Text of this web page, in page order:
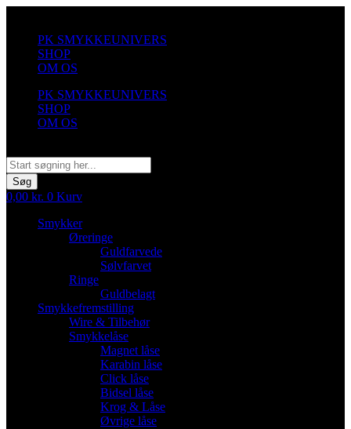
indholdPK SMYKKEUNIVERS
SHOP
OM OS
PK SMYKKEUNIVERS
SHOP
OM OS
Søg
0,00 kr. 0 Kurv
Smykker
Øreringe
Guldfarvede
Sølvfarvet
Ringe
Guldbelagt
Smykkefremstilling
Wire & Tilbehør
Smykkelåse
Magnet låse
Karabin låse
Click låse
Bidsel låse
Krog & Låse
Øvrige låse